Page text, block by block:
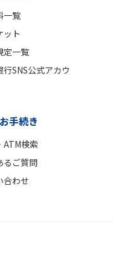
一覧
ット
定一覧
行SNS公式アカウ
手続き
ATM検索
るご質問
合わせ